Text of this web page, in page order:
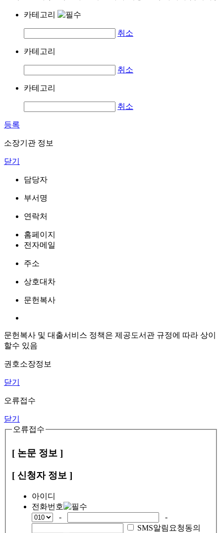
카테고리
취소
카테고리
취소
카테고리
취소
등록
소장기관 정보
닫기
담당자
부서명
연락처
홈페이지
전자메일
주소
상호대차
문헌복사
문헌복사 및 대출서비스 정책은 제공도서관 규정에 따라 상이
할수 있음
권호소장정보
닫기
오류접수
닫기
오류접수
[ 논문 정보 ]
[ 신청자 정보 ]
아이디
전화번호
-
-
SMS알림요청동의